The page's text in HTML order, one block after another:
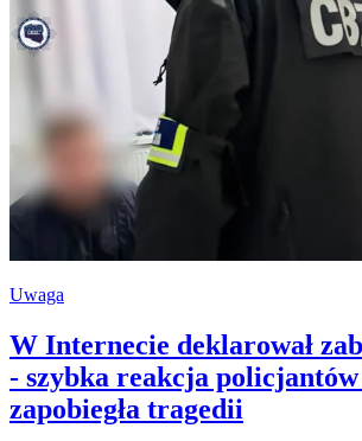
Uwaga
W Internecie deklarował
- szybka reakcja
zapobiegła tragedii